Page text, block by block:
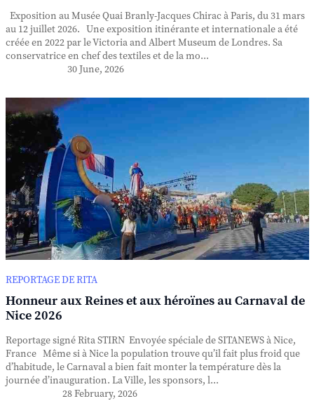
Exposition au Musée Quai Branly-Jacques Chirac à Paris, du 31 mars
au 12 juillet 2026. Une exposition itinérante et internationale a été
créée en 2022 par le Victoria and Albert Museum de Londres. Sa
conservatrice en chef des textiles et de la mo...
30 June, 2026
REPORTAGE DE RITA
Honneur aux Reines et aux héroïnes au Carnaval de
Nice 2026
Reportage signé Rita STIRN Envoyée spéciale de SITANEWS à Nice,
France Même si à Nice la population trouve qu’il fait plus froid que
d’habitude, le Carnaval a bien fait monter la température dès la
journée d’inauguration. La Ville, les sponsors, l...
28 February, 2026